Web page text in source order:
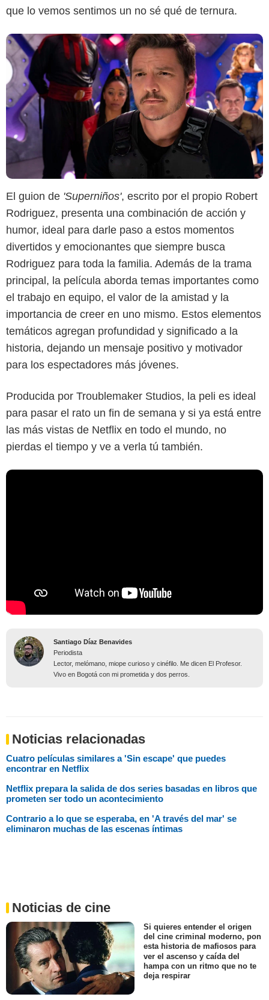
que lo vemos sentimos un no sé qué de ternura.
El guion de 'Superniños', escrito por el propio Robert
Rodriguez, presenta una combinación de acción y
humor, ideal para darle paso a estos momentos
divertidos y emocionantes que siempre busca
Rodriguez para toda la familia. Además de la trama
principal, la película aborda temas importantes como
el trabajo en equipo, el valor de la amistad y la
importancia de creer en uno mismo. Estos elementos
temáticos agregan profundidad y significado a la
historia, dejando un mensaje positivo y motivador
para los espectadores más jóvenes.
Producida por Troublemaker Studios, la peli es ideal
para pasar el rato un fin de semana y si ya está entre
las más vistas de Netflix en todo el mundo, no
pierdas el tiempo y ve a verla tú también.
Santiago Díaz Benavides
Periodista
Lector, melómano, miope curioso y cinéfilo. Me dicen El Profesor.
Vivo en Bogotá con mi prometida y dos perros.
Noticias relacionadas
Cuatro películas similares a 'Sin escape' que puedes
encontrar en Netflix
Netflix prepara la salida de dos series basadas en libros que
prometen ser todo un acontecimiento
Contrario a lo que se esperaba, en 'A través del mar' se
eliminaron muchas de las escenas íntimas
Noticias de cine
Si quieres entender el origen
del cine criminal moderno, pon
esta historia de mafiosos para
ver el ascenso y caída del
hampa con un ritmo que no te
deja respirar